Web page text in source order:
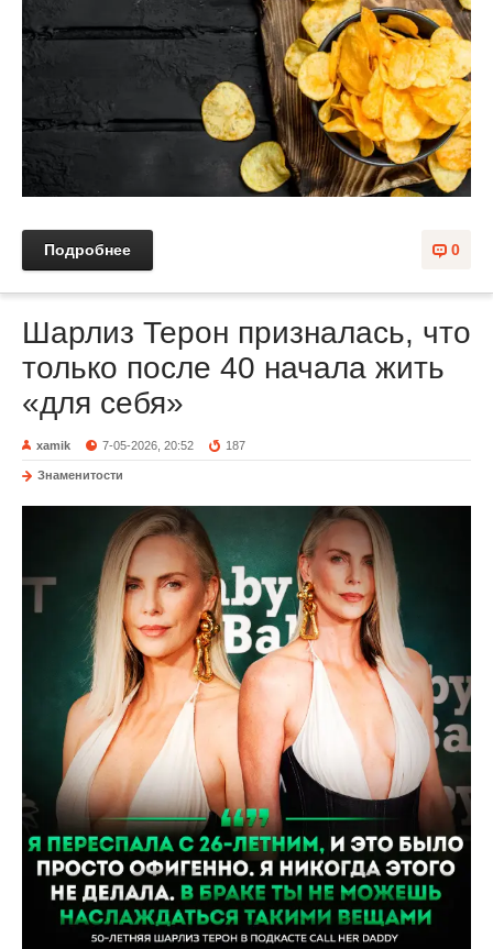
0
Подробнее
Шарлиз Терон призналась, что
только после 40 начала жить
«для себя»
xamik 7-05-2026, 20:52 187
Знаменитости